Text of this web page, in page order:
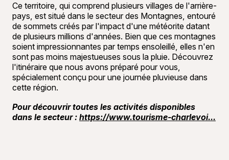
Ce territoire, qui comprend plusieurs villages de l'arrière-
pays, est situé dans le secteur des Montagnes, entouré
de sommets créés par l'impact d'une météorite datant
de plusieurs millions d'années. Bien que ces montagnes
soient impressionnantes par temps ensoleillé, elles n'en
sont pas moins majestueuses sous la pluie. Découvrez
l'itinéraire que nous avons préparé pour vous,
spécialement conçu pour une journée pluvieuse dans
cette région.
Pour découvrir toutes les activités disponibles
dans le secteur : https://www.tourisme-charlevoi...